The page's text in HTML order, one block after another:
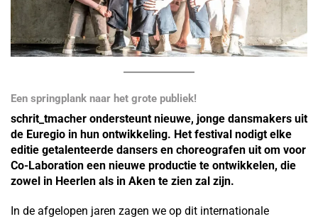
Een springplank naar het grote publiek!
schrit_tmacher ondersteunt nieuwe, jonge dansmakers uit
de Euregio in hun ontwikkeling. Het festival nodigt elke
editie getalenteerde dansers en choreografen uit om voor
Co-Laboration een nieuwe productie te ontwikkelen, die
zowel in Heerlen als in Aken te zien zal zijn.
In de afgelopen jaren zagen we op dit internationale